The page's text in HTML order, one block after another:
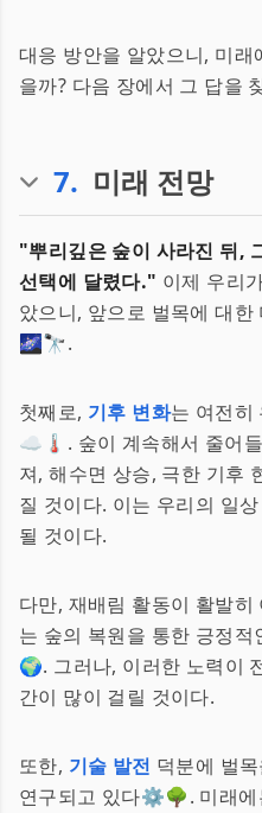
대응 방안을 알았으니, 미
을까? 다음 장에서 그 답을
7. 미래 전망
"뿌리깊은 숲이 사라진 뒤,
선택에 달렸다." 이제 우리
았으니, 앞으로 벌목에 대
🌌🔭.
첫째로, 기후 변화는 여전히
☁️🌡️. 숲이 계속해서 줄어들
져, 해수면 상승, 극한 기후
질 것이다. 이는 우리의 일
될 것이다.
다만, 재배림 활동이 활발
는 숲의 복원을 통한 긍정
🌍. 그러나, 이러한 노력이
간이 많이 걸릴 것이다.
또한, 기술 발전 덕분에 벌
연구되고 있다⚙️🌳. 미래에